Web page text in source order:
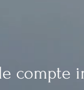
compte